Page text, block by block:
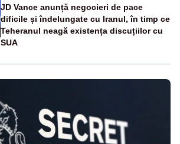
JD Vance anunță negocieri de pace
dificile și îndelungate cu Iranul, în timp ce
Teheranul neagă existența discuțiilor cu
SUA